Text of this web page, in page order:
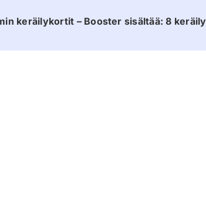
keräilykortit – Booster sisältää: 8